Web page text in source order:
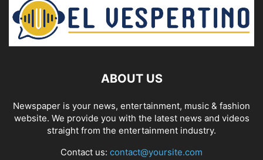
ABOUT US
Newspaper is your news, entertainment, music & fashion
website. We provide you with the latest news and videos
straight from the entertainment industry.
Contact us: contact@yoursite.com